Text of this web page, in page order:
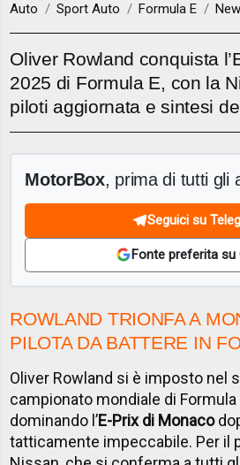
Auto Sport Auto Formula E
Oliver Rowland conquista
2025 di Formula E, con la
piloti aggiornata e sintesi
MotorBox, prima di tutti gli
Seguici su
Fonte preferita su
ROWLAND TRIONFA A
PILOTA DA BATTERE IN
Oliver Rowland si è imposto nel
campionato mondiale di
dominando l’E-Prix di Monaco
tatticamente impeccabile. Per il